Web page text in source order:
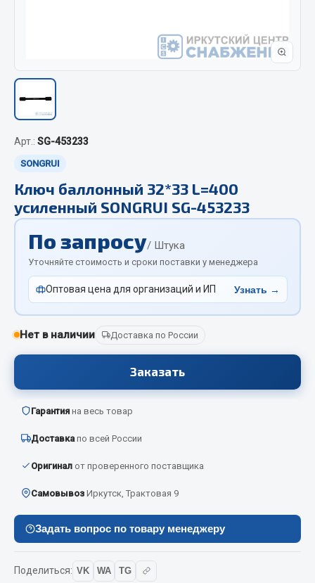
Автотовары
Автозвук
Автокаталоги
Аксессуары автомобильные
Аптечки и знаки автомобильные
Брызговики
Вентиляторы кабины
Вымпела
Показать ещё
Весь раздел
Масла
Охладжающие жидкости
Технические жидкости
Весь раздел
Болты
Арт.: SG-453233
SONGRUI
Ключ баллонный 32*33 L=400
усиленный SONGRUI SG-453233
По запросу/ Штука
Уточняйте стоимость и сроки поставки у менеджера
Оптовая цена для организаций и ИП Узнать →
Нет в наличии Доставка по России
Заказать
Гарантия на весь товар
Доставка по всей России
Оригинал от проверенного поставщика
Самовывоз Иркутск, Трактовая 9
Задать вопрос по товару менеджеру
Поделиться: VK WA TG